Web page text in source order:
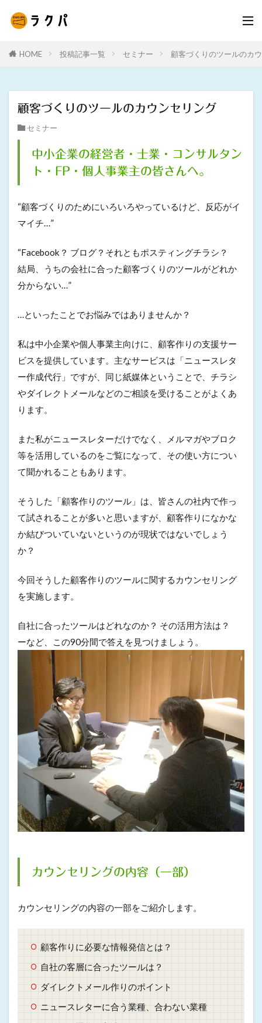
HOME 投稿記事一覧 セミナー 顧客づくりのツールのカ
顧客づくりのツールのカウンセリング
セミナー
中小企業の経営者・士業・コンサルタン
ト・FP・個人事業主の皆さんへ。
“顧客づくりのためにいろいろやっているけど、反応がイ
マイチ…”
“Facebook？ ブログ？それともポスティングチラシ？
結局、うちの会社に合った顧客づくりのツールがどれか
分からない…”
…といったことでお悩みではありませんか？
私は中小企業や個人事業主向けに、顧客作りの支援サー
ビスを提供しています。主なサービスは「ニュースレタ
ー作成代行」ですが、同じ紙媒体ということで、チラシ
やダイレクトメールなどのご相談を受けることがよくあ
ります。
また私がニュースレターだけでなく、メルマガやブロク
等を活用しているのをご覧になって、その使い方につい
て聞かれることもあります。
そうした「顧客作りのツール」は、皆さんの社内で作っ
て試されることが多いと思いますが、顧客作りになかな
か結びついていないというのが現状ではないでしょう
か？
今回そうした顧客作りのツールに関するカウンセリング
を実施します。
自社に合ったツールはどれなのか？ その活用方法は？
ーなど、この90分間で答えを見つけましょう。
カウンセリングの内容（一部）
カウンセリングの内容の一部をご紹介します。
顧客作りに必要な情報発信とは？
自社の客層に合ったツールは？
ダイレクトメール作りのポイント
ニュースレターに合う業種、合わない業種